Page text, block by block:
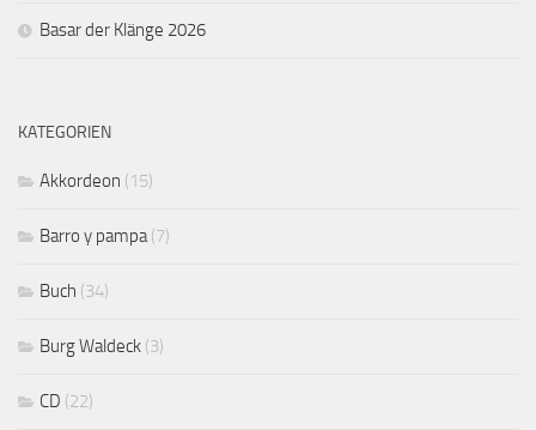
Basar der Klänge 2026
KATEGORIEN
Akkordeon (15)
Barro y pampa(7)
Buch (34)
Burg Waldeck (3)
CD (22)